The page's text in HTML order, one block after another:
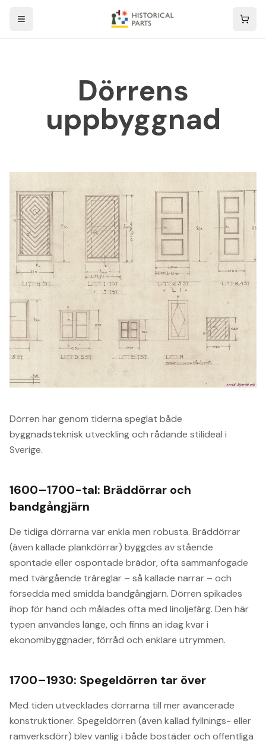
Dörrens
uppbyggnad
Dörren har genom tiderna speglat både
byggnadsteknisk utveckling och rådande stilideal i
Sverige.
1600–1700-tal: Bräddörrar och
bandgångjärn
De tidiga dörrarna var enkla men robusta. Bräddörrar
(även kallade plankdörrar) byggdes av stående
spontade eller ospontade brädor, ofta sammanfogade
med tvärgående träreglar – så kallade narrar – och
försedda med smidda bandgångjärn. Dörren spikades
ihop för hand och målades ofta med linoljefärg. Den här
typen användes länge, och finns än idag kvar i
ekonomibyggnader, förråd och enklare utrymmen.
1700–1930: Spegeldörren tar över
Med tiden utvecklades dörrarna till mer avancerade
konstruktioner. Spegeldörren (även kallad fyllnings- eller
ramverksdörr) blev vanlig i både bostäder och offentliga